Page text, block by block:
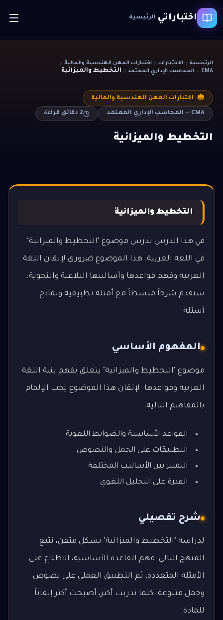
اختباراتي الرئيسية
الرئيسية الاختبارات
اختبارات المهن الهندسية والمالية
CMA — المحاسب الإداري المعتمد
التخطيط والميزانية
اختبارات المهن الهندسية والمالية
CMA — المحاسب الإداري المعتمد 2 دقائق قراءة
التخطيط والميزانية
التخطيط والميزانية
في هذا الدرس ندرس موضوع "التخطيط والميزانية"
في اللغة العربية. هذا الموضوع ضروري لإتقان اللغة
العربية وفهم قواعدها وأساليبها البلاغية والنحوية.
سنقدم شرحاً مبسطاً مع أمثلة تطبيقية ونماذج
أسئلة.
المفهوم الأساسي
موضوع "التخطيط والميزانية" يتعلق بفهم بنية اللغة
العربية وقواعدها. لإتقان هذا الموضوع يجب الإلمام
بالمفاهيم التالية:
القواعد الأساسية والضوابط اللغوية
التطبيقات على الجمل والنصوص
التمييز بين الأساليب المختلفة
القدرة على التحليل اللغوي
شرح تفصيلي
لدراسة "التخطيط والميزانية" بشكل متقن، نتبع
المنهج التالي: فهم القاعدة الأساسية، الاطلاع على
الأمثلة المتعددة، ثم التطبيق العملي على نصوص
وجمل متنوعة. كلما تدربت أكثر، أصبحت أكثر إتقاناً
للمادة.